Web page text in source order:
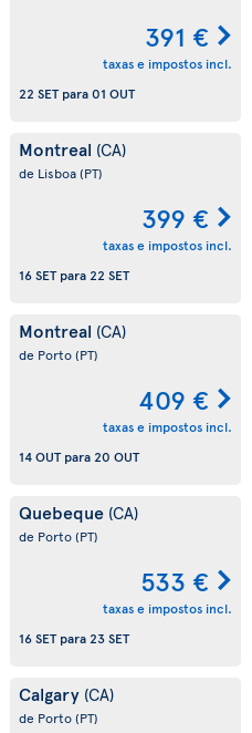
391 €
taxas e impostos incl.
22 SETpara01 OUT
Montreal (CA)
de Lisboa(PT)
399 €
taxas e impostos incl.
16 SETpara22 SET
Montreal (CA)
de Porto(PT)
409 €
taxas e impostos incl.
14 OUTpara20 OUT
Quebeque (CA)
de Porto(PT)
533 €
taxas e impostos incl.
16 SETpara23 SET
Calgary (CA)
de Porto(PT)